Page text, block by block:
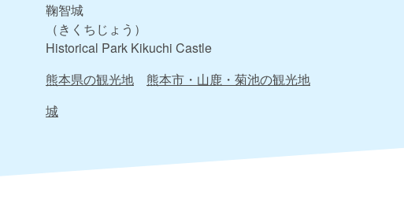
鞠智城
（きくちじょう）
Historical Park Kikuchi Castle
熊本県の観光地
熊本市・山鹿・菊池の観光地
城